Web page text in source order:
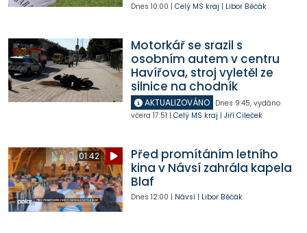
Dnes 10:00 | Celý MS kraj | Libor Běčák
Motorkář se srazil s
osobním autem v centru
Havířova, stroj vyletěl ze
silnice na chodník
AKTUALIZOVÁNO Dnes 9:45, vydáno
včera 17:51 | Celý MS kraj | Jiří Cileček
01:42
Před promítáním letního
kina v Návsí zahrála kapela
Blaf
Dnes 12:00 | Návsí| Libor Běčák